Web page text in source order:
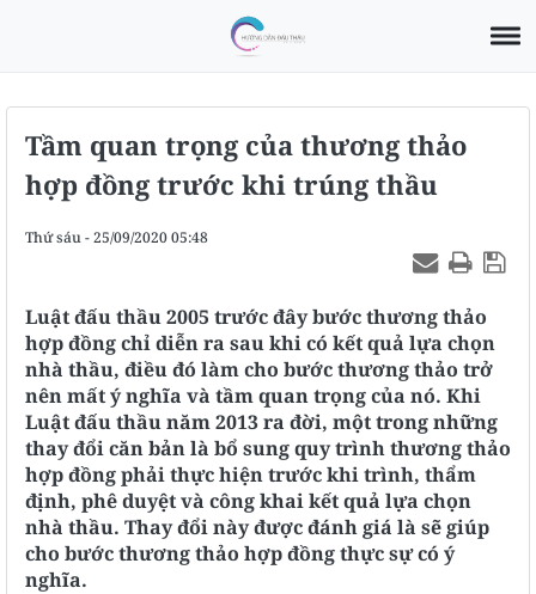
Tầm quan trọng của thương thảo
hợp đồng trước khi trúng thầu
Thứ sáu - 25/09/2020 05:48
Luật đấu thầu 2005 trước đây bước thương thảo
hợp đồng chỉ diễn ra sau khi có kết quả lựa chọn
nhà thầu, điều đó làm cho bước thương thảo trở
nên mất ý nghĩa và tầm quan trọng của nó. Khi
Luật đấu thầu năm 2013 ra đời, một trong những
thay đổi căn bản là bổ sung quy trình thương thảo
hợp đồng phải thực hiện trước khi trình, thẩm
định, phê duyệt và công khai kết quả lựa chọn
nhà thầu. Thay đổi này được đánh giá là sẽ giúp
cho bước thương thảo hợp đồng thực sự có ý
nghĩa.